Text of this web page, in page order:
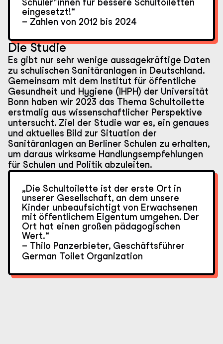
eingesetzt!“
– Zahlen von 2012 bis 2024
Die Studie
Es gibt nur sehr wenige aussagekräftige Daten
zu schulischen Sanitäranlagen in Deutschland.
Gemeinsam mit dem Institut für öffentliche
Gesundheit und Hygiene (IHPH) der Universität
Bonn haben wir 2023 das Thema Schultoilette
erstmalig aus wissenschaftlicher Perspektive
untersucht. Ziel der Studie war es, ein genaues
und aktuelles Bild zur Situation der
Sanitäranlagen an Berliner Schulen zu erhalten,
um daraus wirksame Handlungsempfehlungen
für Schulen und Politik abzuleiten.
„Die Schultoilette ist der erste Ort in
unserer Gesellschaft, an dem unsere
Kinder unbeaufsichtigt von Erwachsenen
mit öffentlichem Eigentum umgehen. Der
Ort hat einen großen pädagogischen
Wert.“
– Thilo Panzerbieter, Geschäftsführer
German Toilet Organization